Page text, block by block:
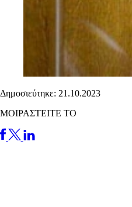
Δημοσιεύτηκε: 21.10.2023
ΜΟΙΡΑΣΤΕΙΤΕ ΤΟ